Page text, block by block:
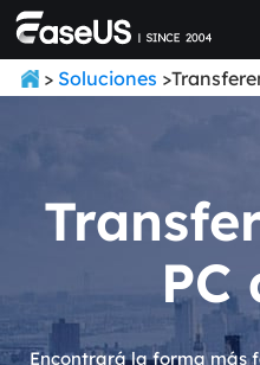
> Soluciones
PC
Encontrará la forma más